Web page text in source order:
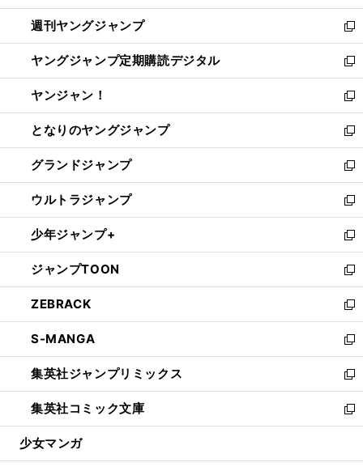
開
く
ウ
で
開
く
ン
ド
ウ
で
開
く
ウ
ィ
ン
ド
ウ
で
開
く
週刊ヤングジャンプ
新
し
い
ウ
ィ
ン
ド
ウ
で
開
く
ヤングジャンプ定期購読デジタル
新
し
い
ウ
ィ
ン
ド
ウ
で
開
く
ヤンジャン！
新
し
い
ウ
ィ
ン
ド
ウ
で
開
く
となりのヤングジャンプ
新
し
い
ウ
ィ
ン
ド
ウ
で
開
く
グランドジャンプ
新
し
い
ウ
ィ
ン
ド
ウ
で
開
く
ウルトラジャンプ
新
し
い
ウ
ィ
ン
ド
ウ
で
開
く
少年ジャンプ+
新
し
い
ウ
ィ
ン
ド
ウ
で
開
く
ジャンプTOON
新
し
い
ウ
ィ
ン
ド
ウ
で
開
ZEBRACK
新
し
い
ウ
ィ
ン
ド
ウ
開
S-MANGA
新
し
い
ウ
ィ
ン
ウ
集英社ジャンプリミックス
新
し
い
ウ
ン
集英社コミック文庫
新
し
ウ
少女マンガ